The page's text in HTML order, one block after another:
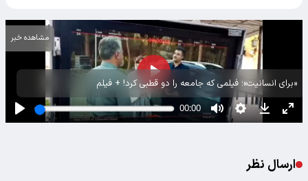
«برای انسانیت»؛ فیلمی که جامعه را دو قطبی کرد! + فیلم
مشاهده خبر
ارسال نظر